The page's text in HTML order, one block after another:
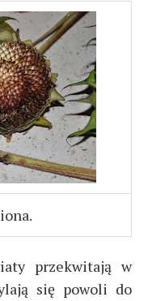
przekwitają w
się powoli do